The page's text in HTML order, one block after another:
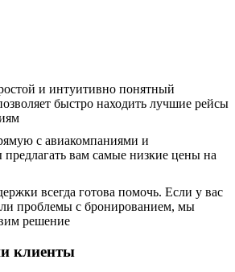
и интуитивно понятный
быстро находить лучшие рейсы
с авиакомпаниями и
вам самые низкие цены на
всегда готова помочь. Если у вас
проблемы с бронированием, мы
решение
клиенты